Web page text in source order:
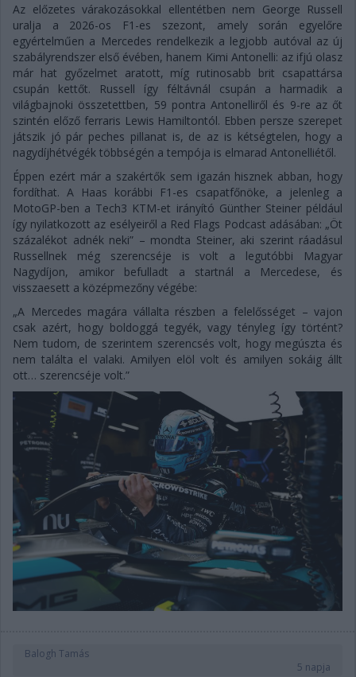
Az előzetes várakozásokkal ellentétben nem George Russell
uralja a 2026-os F1-es szezont, amely során egyelőre
egyértelműen a Mercedes rendelkezik a legjobb autóval az új
szabályrendszer első évében, hanem Kimi Antonelli: az ifjú olasz
már hat győzelmet aratott, míg rutinosabb brit csapattársa
csupán kettőt. Russell így féltávnál csupán a harmadik a
világbajnoki összetettben, 59 pontra Antonelliről és 9-re az őt
szintén előző ferraris Lewis Hamiltontól. Ebben persze szerepet
játszik jó pár peches pillanat is, de az is kétségtelen, hogy a
nagydíjhétvégék többségén a tempója is elmarad Antonelliétől.
Éppen ezért már a szakértők sem igazán hisznek abban, hogy
fordíthat. A Haas korábbi F1-es csapatfőnöke, a jelenleg a
MotoGP-ben a Tech3 KTM-et irányító Günther Steiner például
így nyilatkozott az esélyeiről a Red Flags Podcast adásában: „Öt
százalékot adnék neki” – mondta Steiner, aki szerint ráadásul
Russellnek még szerencséje is volt a legutóbbi Magyar
Nagydíjon, amikor befulladt a startnál a Mercedese, és
visszaesett a középmezőny végébe:
„A Mercedes magára vállalta részben a felelősséget – vajon
csak azért, hogy boldoggá tegyék, vagy tényleg így történt?
Nem tudom, de szerintem szerencsés volt, hogy megúszta és
nem találta el valaki. Amilyen elöl volt és amilyen sokáig állt
ott… szerencséje volt.”
Balogh Tamás
5 napja